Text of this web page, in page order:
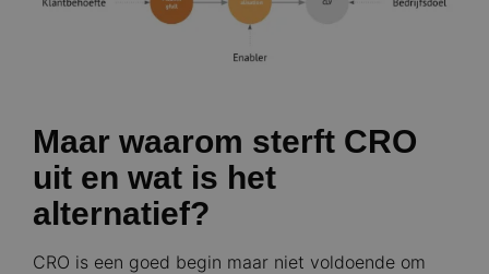
Maar waarom sterft CRO
uit en wat is het
alternatief?
CRO is een goed begin maar niet voldoende om